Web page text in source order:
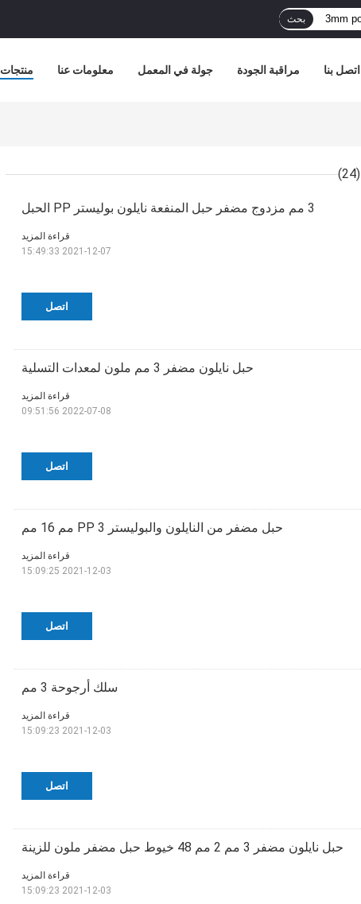
بحث
منتجات معلومات عنا جولة في المعمل مراقبة الجودة اتصل بنا
(24)
3 مم مزدوج مضفر حبل المنفعة نايلون بوليستر PP الحبل
اتصل
قراءة المزيد
2021-12-07 15:49:33
حبل نايلون مضفر 3 مم ملون لمعدات التسلية
اتصل
قراءة المزيد
2022-07-08 09:51:56
حبل مضفر من النايلون والبوليستر PP 3 مم 16 مم
اتصل
قراءة المزيد
2021-12-03 15:09:25
سلك أرجوحة 3 مم
اتصل
قراءة المزيد
2021-12-03 15:09:23
حبل نايلون مضفر 3 مم 2 مم 48 خيوط حبل مضفر ملون للزينة
قراءة المزيد
2021-12-03 15:09:23